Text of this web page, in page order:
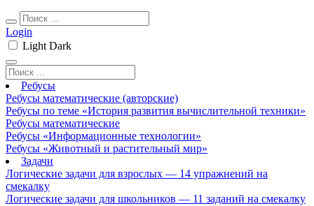
Login
Light Dark
Ребусы
Ребусы математические (авторские)
Ребусы по теме «История развития вычислительной техники»
Ребусы математические
Ребусы «Информационные технологии»
Ребусы «Животный и растительный мир»
Задачи
Логические задачи для взрослых — 14 упражнений на
смекалку
Логические задачи для школьников — 11 заданий на смекалку